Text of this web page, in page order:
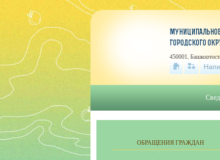
ОБРАЩЕНИЯ ГРАЖДАН
ГОРОДСКОГО
450001,